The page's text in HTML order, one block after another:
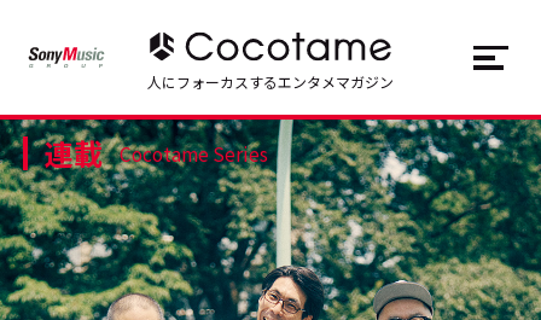
トップ Top
記事一覧 Articles
連載一覧 Series
JP EN
人にフォーカスするエンタメマガジン
連載 Cocotame Series